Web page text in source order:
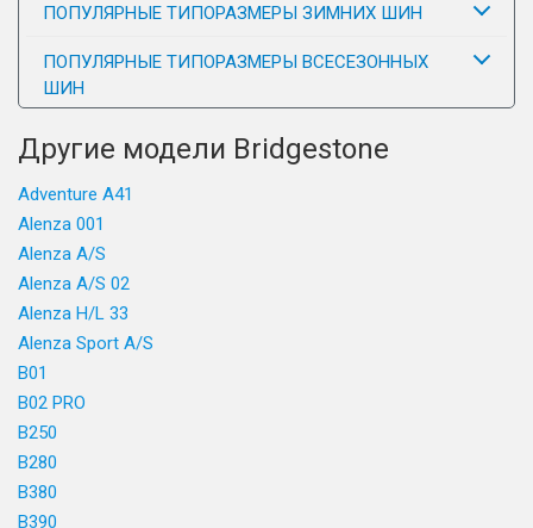
ПОПУЛЯРНЫЕ ТИПОРАЗМЕРЫ ЗИМНИХ ШИН
ПОПУЛЯРНЫЕ ТИПОРАЗМЕРЫ ВСЕСЕЗОННЫХ
ШИН
Другие модели Bridgestone
Adventure A41
Alenza 001
Alenza A/S
Alenza A/S 02
Alenza H/L 33
Alenza Sport A/S
B01
B02 PRO
B250
B280
B380
B390